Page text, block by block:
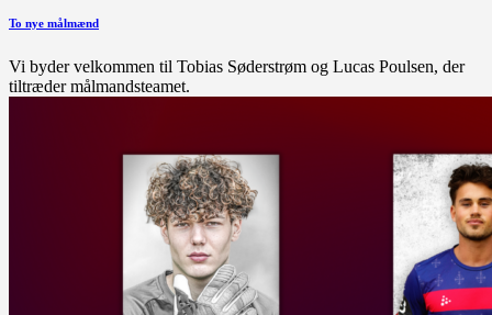
To nye målmænd
Vi byder velkommen til Tobias Søderstrøm og Lucas Poulsen, der
tiltræder målmandsteamet.